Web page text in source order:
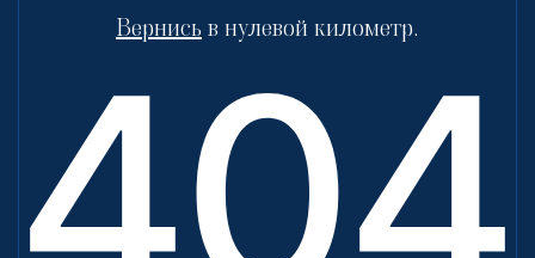
Вернись в нулевой километр.